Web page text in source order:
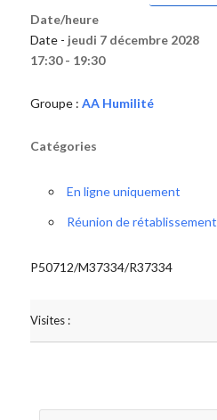
Date/heure
Date - jeudi 7 décembre 2028
17:30 - 19:30
Groupe : AA Humilité
Catégories
En ligne uniquement
Réunion de rétablissement
P50712/M37334/R37334
Visites :